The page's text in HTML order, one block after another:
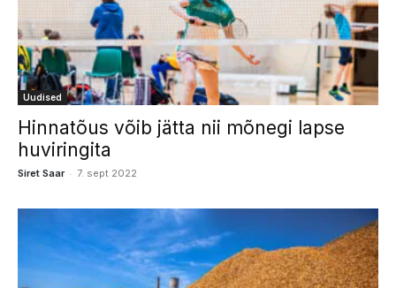
Uudised
Hinnatõus võib jätta nii mõnegi lapse
huviringita
Siret Saar - 7. sept 2022